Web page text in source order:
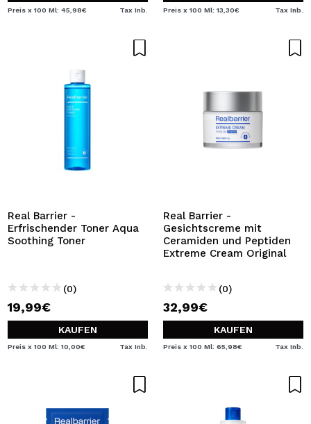
Preis x 100 Ml: 45,98€ Tax Inb. Preis x 100 Ml: 13,30€ Tax Inb.
Real Barrier -
Erfrischender Toner Aqua
Soothing Toner
(0)
19,99€
KAUFEN
Preis x 100 Ml: 10,00€ Tax Inb.
Real Barrier -
Gesichtscreme mit
Ceramiden und Peptiden
Extreme Cream Original
(0)
32,99€
KAUFEN
Preis x 100 Ml: 65,98€ Tax Inb.